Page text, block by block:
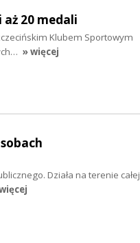
20 medali
Klubem Sportowym
» więcej
Działa na terenie całej